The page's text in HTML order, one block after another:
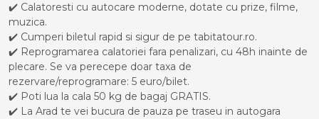
✔️ Calatoresti cu autocare moderne, dotate cu prize, filme,
muzica.
✔️ Cumperi biletul rapid si sigur de pe tabitatour.ro.
✔️ Reprogramarea calatoriei fara penalizari, cu 48h inainte de
plecare. Se va perecepe doar taxa de
rezervare/reprogramare: 5 euro/bilet.
✔️ Poti lua la cala 50 kg de bagaj GRATIS.
✔️ La Arad te vei bucura de pauza pe traseu in autogara